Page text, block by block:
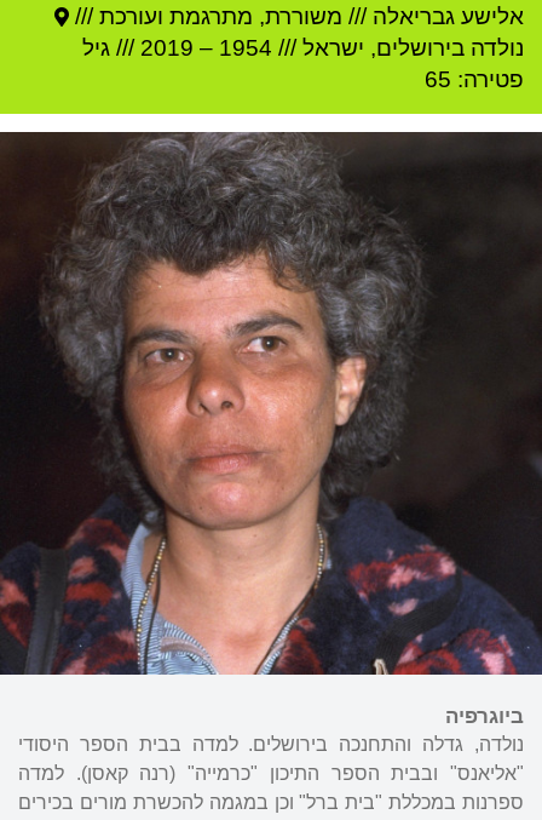
אלישע גבריאלה /// משוררת, מתרגמת ועורכת ///
נולדה בירושלים, ישראל///
1954
–
2019 /// גיל
פטירה: 65
ביוגרפיה
נולדה, גדלה והתחנכה בירושלים. למדה בבית הספר היסודי
"אליאנס" ובבית הספר התיכון "כרמייה" (רנה קאסן). למדה
ספרנות במכללת "בית ברל" וכן במגמה להכשרת מורים בכירים